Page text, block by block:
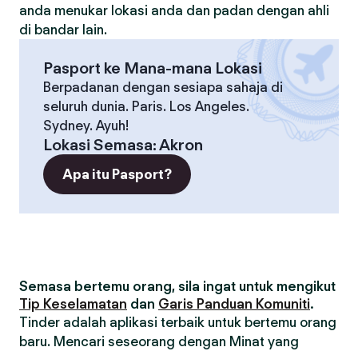
anda menukar lokasi anda dan padan dengan ahli
di bandar lain.
Pasport ke Mana-mana Lokasi
Berpadanan dengan sesiapa sahaja di
seluruh dunia. Paris. Los Angeles.
Sydney. Ayuh!
Lokasi Semasa:Akron
Apa itu Pasport?
Semasa bertemu orang, sila ingat untuk mengikut
Tip Keselamatan dan Garis Panduan Komuniti.
Tinder adalah aplikasi terbaik untuk bertemu orang
baru. Mencari seseorang dengan Minat yang